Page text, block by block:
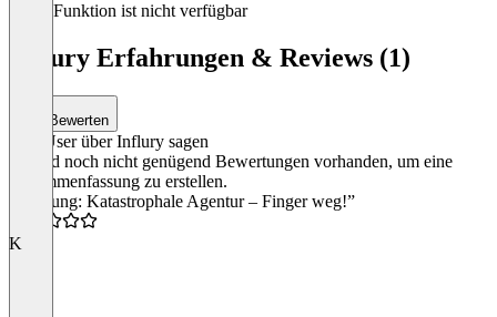
Diese Funktion ist nicht verfügbar
Influry Erfahrungen & Reviews (1)
Bewerten
Was User über Influry sagen
Es sind noch nicht genügend Bewertungen vorhanden, um eine
Zusammenfassung zu erstellen.
“Achtung: Katastrophale Agentur – Finger weg!”
K